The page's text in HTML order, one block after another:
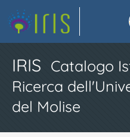
IRIS Catalogo
Ricerca
del Molise